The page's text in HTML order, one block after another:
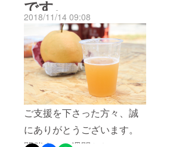
ないお酒や、料理とのマリ
アージュなど専門的なお話
もしてくれるそうなので、
お気軽に声をかけてみてく
ださい！！また、店舗にも
お酒がズラッと並んでます
ので、お酒好きさんの目の
保養にもなります！！！イ
ベントまであと２週間を切
です。
2018/11/14 09:08
ご支援を下さった方々、誠
にありがとうございます。